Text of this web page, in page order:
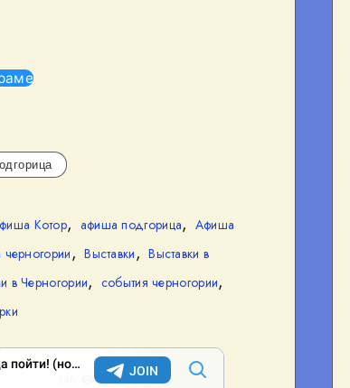
Котор, афиша подгорица, Афиша
, Выставки, Выставки в
в Черногории, события черногории,